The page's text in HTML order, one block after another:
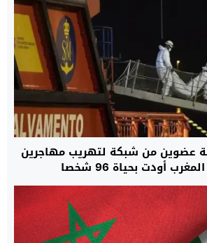
عضوين من شبكة لتهريب مهاجرين
أودت بحياة 96 شخصا